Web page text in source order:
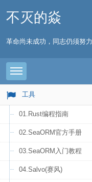
不灭的焱
革命尚未成功，同志仍须努力
Toggle navigation
工具
01.Rust编程指南
02.SeaORM官方手册
03.SeaORM入门教程
04.Salvo(赛风)